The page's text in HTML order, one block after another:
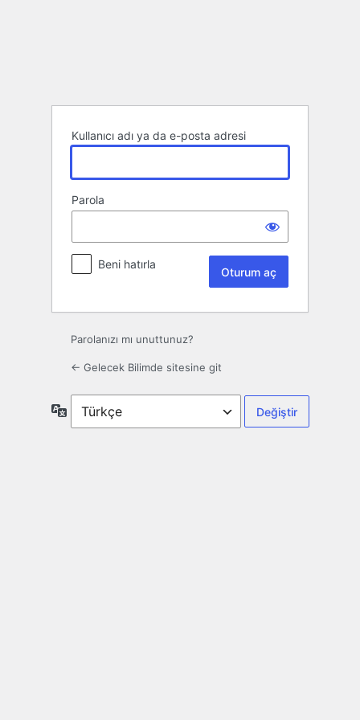
Kullanıcı adı ya da e-posta adresi
Parola
Beni hatırla
Parolanızı mı unuttunuz?
← Gelecek Bilimde sitesine git
Dil